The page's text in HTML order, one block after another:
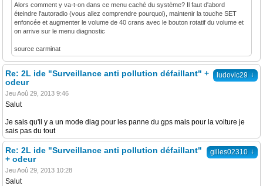
Alors comment y va-t-on dans ce menu caché du système? Il faut d'abord
éteindre l'autoradio (vous allez comprendre pourquoi), maintenir la touche SET
enfoncée et augmenter le volume de 40 crans avec le bouton rotatif du volume et
on arrive sur le menu diagnostic
source carminat
ludovic29 ↓
Re: 2L ide "Surveillance anti pollution défaillant" +
odeur
Jeu Aoû 29, 2013 9:46
Salut
Je sais qu'il y a un mode diag pour les panne du gps mais pour la voiture je
sais pas du tout
gilles02310 ↓
Re: 2L ide "Surveillance anti pollution défaillant"
+ odeur
Jeu Aoû 29, 2013 10:28
Salut